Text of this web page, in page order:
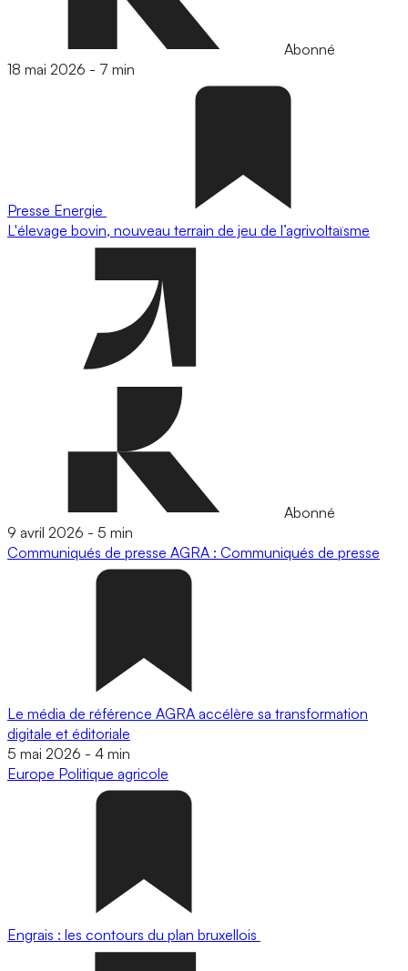
Abonné
18 mai 2026 - 7 min
Presse Energie
L'élevage bovin, nouveau terrain de jeu de l’agrivoltaïsme
Abonné
9 avril 2026 - 5 min
Communiqués de presse AGRA : Communiqués de presse
Le média de référence AGRA accélère sa transformation
digitale et éditoriale
5 mai 2026 - 4 min
Europe Politique agricole
Engrais : les contours du plan bruxellois